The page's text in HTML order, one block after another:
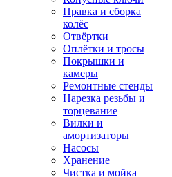
Правка и сборка
колёс
Отвёртки
Оплётки и тросы
Покрышки и
камеры
Ремонтные стенды
Нарезка резьбы и
торцевание
Вилки и
амортизаторы
Насосы
Хранение
Чистка и мойка